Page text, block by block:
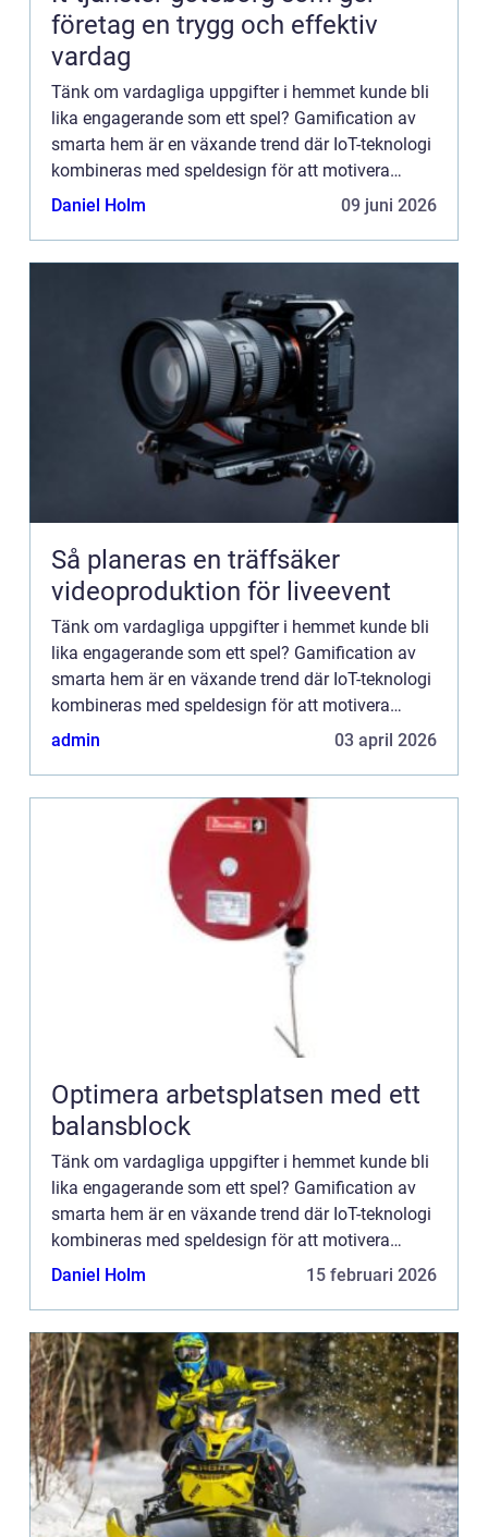
företag en trygg och effektiv
vardag
Tänk om vardagliga uppgifter i hemmet kunde bli
lika engagerande som ett spel? Gamification av
smarta hem är en växande trend där IoT-teknologi
kombineras med speldesign för att motivera
hälsosamma vanor, energibesparing...
Daniel Holm 09 juni 2026
Så planeras en träffsäker
videoproduktion för liveevent
Tänk om vardagliga uppgifter i hemmet kunde bli
lika engagerande som ett spel? Gamification av
smarta hem är en växande trend där IoT-teknologi
kombineras med speldesign för att motivera
hälsosamma vanor, energibesparing...
admin 03 april 2026
Optimera arbetsplatsen med ett
balansblock
Tänk om vardagliga uppgifter i hemmet kunde bli
lika engagerande som ett spel? Gamification av
smarta hem är en växande trend där IoT-teknologi
kombineras med speldesign för att motivera
hälsosamma vanor, energibesparing...
Daniel Holm 15 februari 2026